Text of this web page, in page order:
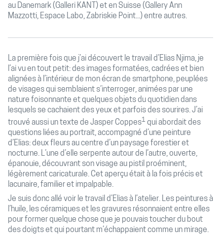
au Danemark (Galleri KANT) et en Suisse (Gallery Ann
Mazzotti, Espace Labo, Zabriskie Point...) entre autres.
La première fois que j’ai découvert le travail d’Elias Njima, je
l’ai vu en tout petit: des images formatées, cadrées et bien
alignées à l’intérieur de mon écran de smartphone, peuplées
de visages qui semblaient s’interroger, animées par une
nature foisonnante et quelques objets du quotidien dans
lesquels se cachaient des yeux et parfois des sourires. J’ai
trouvé aussi un texte de Jasper Coppes1 qui abordait des
questions liées au portrait, accompagné d’une peinture
d’Elias: deux fleurs au centre d’un paysage forestier et
nocturne. L’une d’elle serpente autour de l’autre, ouverte,
épanouie, découvrant son visage au pistil proéminent,
légèrement caricaturale. Cet aperçu était à la fois précis et
lacunaire, familier et impalpable.
Je suis donc allé voir le travail d’Elias à l’atelier. Les peintures à
l’huile, les céramiques et les gravures résonnaient entre elles
pour former quelque chose que je pouvais toucher du bout
des doigts et qui pourtant m’échappaient comme un mirage.